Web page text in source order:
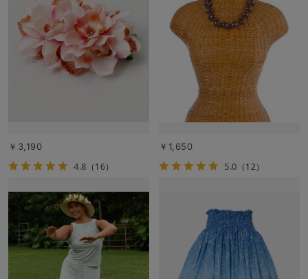
￥3,190
4.8 （16）
￥1,650
5.0 （12）